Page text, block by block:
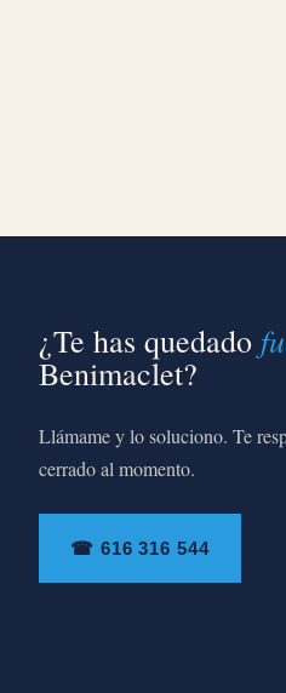
¿Te has quedado
Benimaclet?
Llámame y lo soluciono. Te
cerrado al momento.
☎ 616 316 544